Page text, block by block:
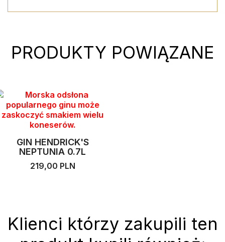
PRODUKTY POWIĄZANE
GIN HENDRICK'S
NEPTUNIA 0.7L
219,00 PLN
Klienci którzy zakupili ten